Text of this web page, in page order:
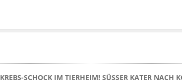
KREBS-SCHOCK IM TIERHEIM! SÜSSER KATER NACH